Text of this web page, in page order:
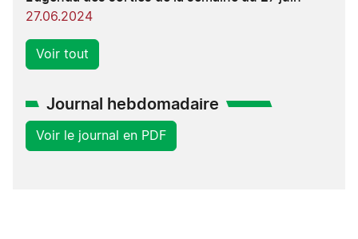
27.06.2024
Voir tout
Journal hebdomadaire
Voir le journal en PDF